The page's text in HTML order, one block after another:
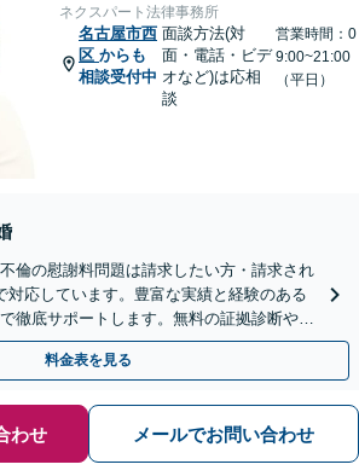
ネクスパート法律事務所
名古屋市西
区 からも
相談受付中
面談方法(対
面・電話・ビデ
オなど)は応相
談
営業時間：0
9:00~21:00
（平日）
倫の慰謝料問題は請求したい方・請求され
対応しています。豊富な実績と経験のある
徹底サポートします。無料の証拠診断や着
ので安心してご相談ください。
料金表を見る
わせ メールでお問い合わせ